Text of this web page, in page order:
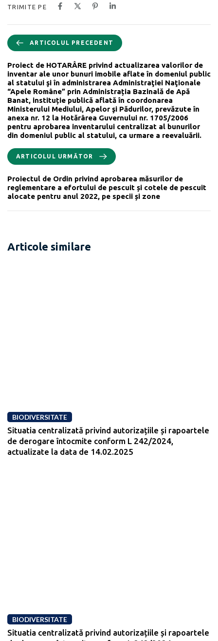
TRIMITE PE
ARTICOLUL PRECEDENT
Proiect de HOTARÂRE privind actualizarea valorilor de
inventar ale unor bunuri imobile aflate în domeniul public
al statului şi în administrarea Administraţiei Naţionale
“Apele Române” prin Administrația Bazinală de Apă
Banat, instituție publică aflată în coordonarea
Ministerului Mediului, Apelor şi Pădurilor, prevăzute în
anexa nr. 12 la Hotărârea Guvernului nr. 1705/2006
pentru aprobarea inventarului centralizat al bunurilor
din domeniul public al statului, ca urmare a reevaluării.
ARTICOLUL URMĂTOR
Proiectul de Ordin privind aprobarea măsurilor de
reglementare a efortului de pescuit și cotele de pescuit
alocate pentru anul 2022, pe specii și zone
Articole similare
BIODIVERSITATE
Situatia centralizată privind autorizațiile și rapoartele
de derogare întocmite conform L 242/2024,
actualizate la data de 14.02.2025
BIODIVERSITATE
Situatia centralizată privind autorizațiile și rapoartele